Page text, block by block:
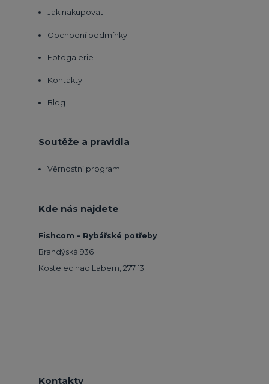
Jak nakupovat
Obchodní podmínky
Fotogalerie
Kontakty
Blog
Soutěže a pravidla
Věrnostní program
Kde nás najdete
Fishcom - Rybářské potřeby
Brandýská 936
Kostelec nad Labem, 277 13
Kontakty